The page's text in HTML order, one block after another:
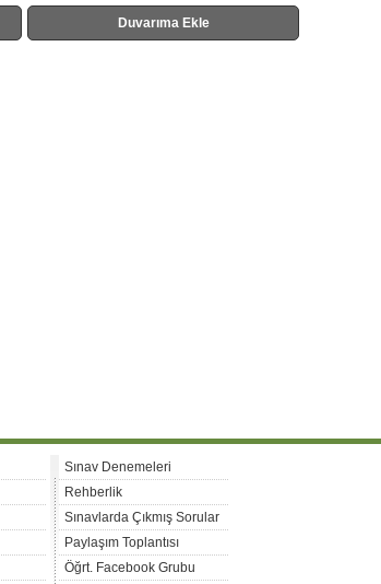
Duvarıma Ekle
Sınav Denemeleri
Rehberlik
Sınavlarda Çıkmış Sorular
Paylaşım Toplantısı
Öğrt. Facebook Grubu